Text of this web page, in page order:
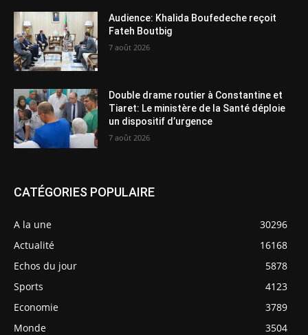
Audience: Khalida Boufedeche reçoit
Fateh Boutbig
7 août 2026
Double drame routier à Constantine et
Tiaret: Le ministère de la Santé déploie
un dispositif d’urgence
7 août 2026
CATÉGORIES POPULAIRE
A la une
30296
Actualité
16168
Echos du jour
5878
Sports
4123
Economie
3789
Monde
3504